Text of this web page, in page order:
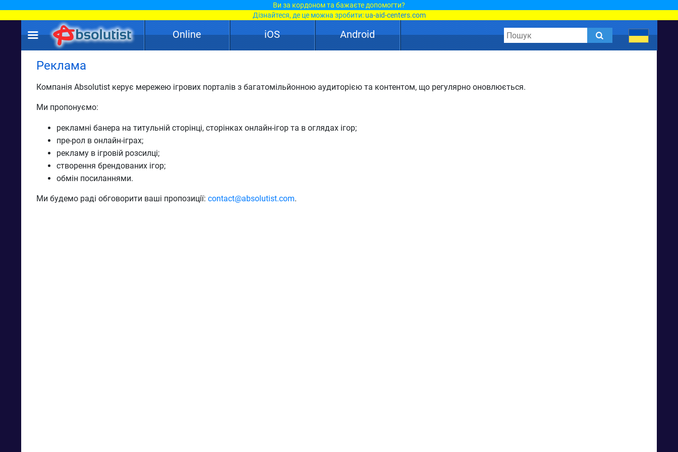
Ви за кордоном та бажаєте допомогти?
Дізнайтеся, де це можна зробити: ua-aid-centers.com
Online iOS Android
Реклама
Компанія Absolutist керує мережею ігрових порталів з багатомільйонною аудиторією та контентом, що регулярно оновлюється.
Ми пропонуємо:
рекламні банера на титульній сторінці, сторінках онлайн-ігор та в оглядах ігор;
пре-рол в онлайн-іграх;
рекламу в ігровій розсилці;
створення брендованих ігор;
обмін посиланнями.
Ми будемо раді обговорити ваші пропозиції: contact@absolutist.com.